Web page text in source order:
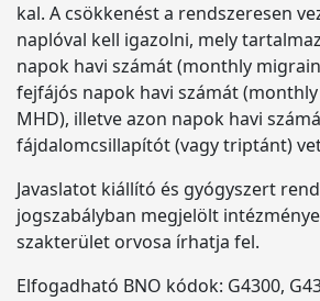
kal. A csökkenést a rendszeresen
naplóval kell igazolni, mely
napok havi számát (monthly
fejfájós napok havi számát
MHD), illetve azon napok havi
fájdalomcsillapítót (vagy triptánt)
Javaslatot kiállító és gyógyszert
jogszabályban megjelölt
szakterület orvosa írhatja fel.
Elfogadható BNO kódok: G4300,